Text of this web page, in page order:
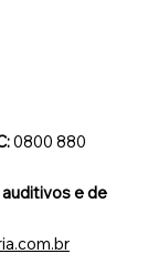
0800 880
e de